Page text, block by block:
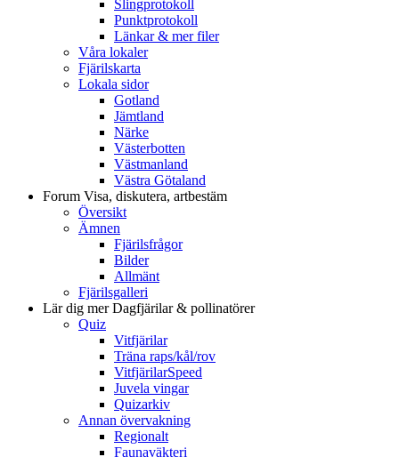
Slingprotokoll
Punktprotokoll
Länkar & mer filer
Våra lokaler
Fjärilskarta
Lokala sidor
Gotland
Jämtland
Närke
Västerbotten
Västmanland
Västra Götaland
Forum Visa, diskutera, artbestäm
Översikt
Ämnen
Fjärilsfrågor
Bilder
Allmänt
Fjärilsgalleri
Lär dig merDagfjärilar & pollinatörer
Quiz
Vitfjärilar
Träna raps/kål/rov
VitfjärilarSpeed
Juvela vingar
Quizarkiv
Annan övervakning
Regionalt
Faunaväkteri